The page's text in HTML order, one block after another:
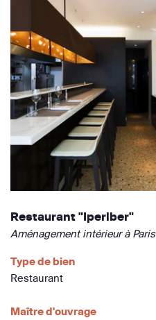
Restaurant "Iperiber"
Aménagement intérieur à Paris
Type de bien
Restaurant
Maître d'ouvrage